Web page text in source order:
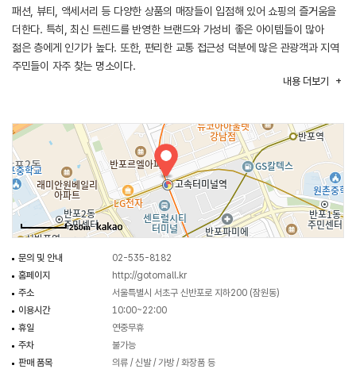
패션, 뷰티, 액세서리 등 다양한 상품의 매장들이 입점해 있어 쇼핑의 즐거움을
더한다. 특히, 최신 트렌드를 반영한 브랜드와 가성비 좋은 아이템들이 많아
젊은 층에게 인기가 높다. 또한, 편리한 교통 접근성 덕분에 많은 관광객과 지역
주민들이 자주 찾는 명소이다.
내용 더보기
250m
문의 및 안내
02-535-8182
홈페이지
http://gotomall.kr
주소
서울특별시 서초구 신반포로 지하200 (잠원동)
이용시간
10:00~22:00
휴일
연중무휴
주차
불가능
판매 품목
의류 / 신발 / 가방 / 화장품 등